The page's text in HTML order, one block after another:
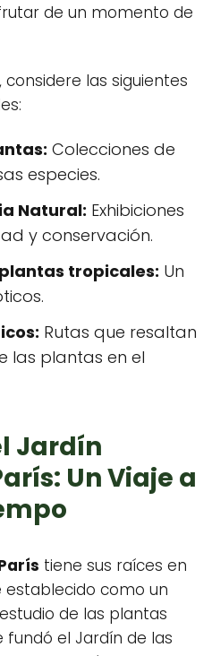
de un momento de
considere las siguientes
Colecciones de
especies.
Natural: Exhibiciones
y conservación.
tropicales: Un
Rutas que resaltan
las plantas en el
Jardín
Un Viaje a
tiene sus raíces en
establecido como un
de las plantas
fundó el Jardín de las